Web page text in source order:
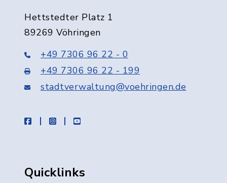
Hettstedter Platz 1
89269 Vöhringen
+49 7306 96 22 - 0
+49 7306 96 22 - 199
stadtverwaltung@voehringen.de
facebookinstagramyoutube
Quicklinks